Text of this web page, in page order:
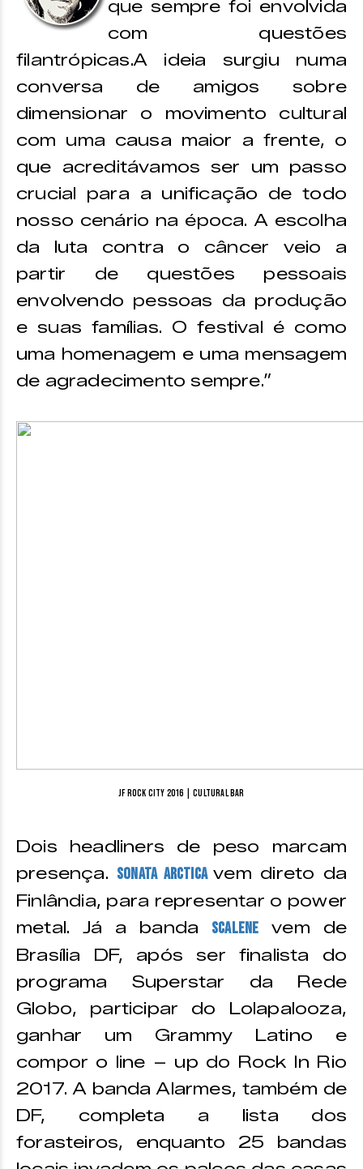
que sempre foi envolvida
com questões
filantrópicas.A ideia surgiu numa
conversa de amigos sobre
dimensionar o movimento cultural
com uma causa maior a frente, o
que acreditávamos ser um passo
crucial para a unificação de todo
nosso cenário na época. A escolha
da luta contra o câncer veio a
partir de questões pessoais
envolvendo pessoas da produção
e suas famílias. O festival é como
uma homenagem e uma mensagem
de agradecimento sempre.”
JF Rock City 2016 | Cultural Bar
Dois headliners de peso marcam
presença. Sonata Arctica vem direto da
Finlândia, para representar o power
metal. Já a banda Scalene vem de
Brasília DF, após ser finalista do
programa Superstar da Rede
Globo, participar do Lolapalooza,
ganhar um Grammy Latino e
compor o line – up do Rock In Rio
2017. A banda Alarmes, também de
DF, completa a lista dos
forasteiros, enquanto 25 bandas